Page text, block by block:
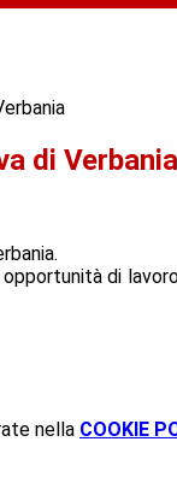
di Verbania
di
nella COOKIE